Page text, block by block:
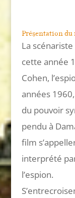
Présentation du
La
cette année
Cohen,
années
du pouvoir
pendu à
film
interprété
l’espion.